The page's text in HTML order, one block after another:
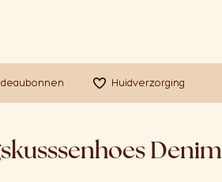
Huidverzorging
Denim